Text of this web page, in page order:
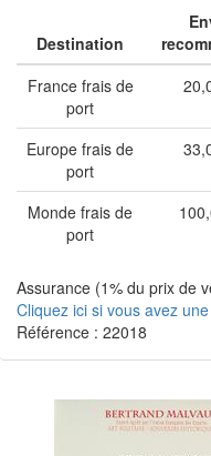
Destination
France frais de
port
Europe frais de
port
Monde frais de
port
Assurance (1% du prix de
Cliquez ici si vous avez
Référence : 22018